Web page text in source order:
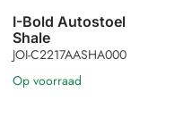
I-Bold Autostoel
Shale
JOI-C2217AASHA000
Op voorraad